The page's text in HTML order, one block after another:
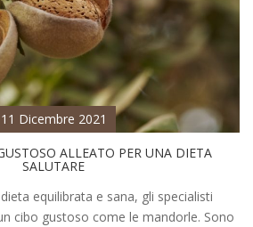
11 Dicembre 2021
ALLEATO PER UNA DIETA
SALUTARE
equilibrata e sana, gli specialisti
cibo gustoso come le mandorle. Sono